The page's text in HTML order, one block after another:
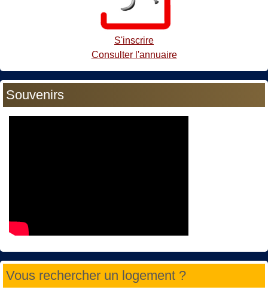
S'inscrire
Consulter l'annuaire
Souvenirs
Vous rechercher un logement ?